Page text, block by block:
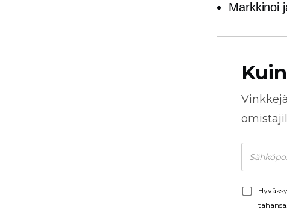
Markkinoi
Vinkkejä
tahansa.